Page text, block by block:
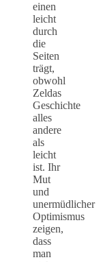
einen
leicht
durch
die
Seiten
trägt,
obwohl
Zeldas
Geschichte
alles
andere
als
leicht
ist. Ihr
Mut
und
unermüdlicher
Optimismus
zeigen,
dass
man